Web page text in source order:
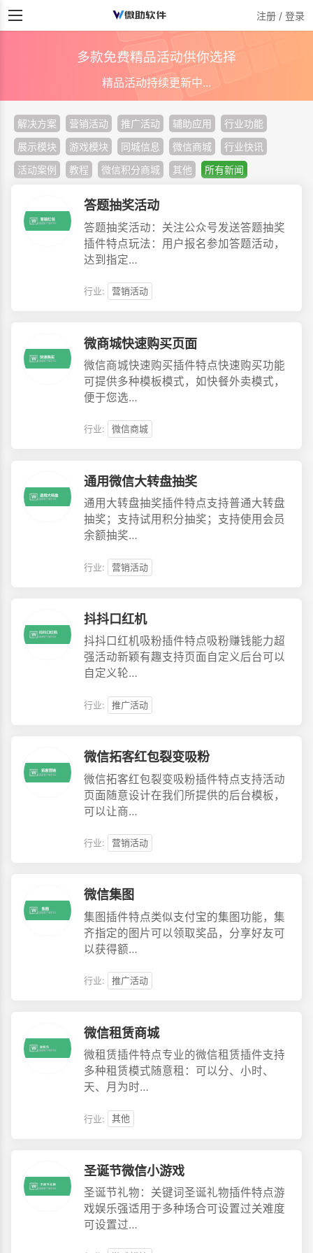
注册 / 登录
多款免费精品活动供你选择
精品活动持续更新中...
解决方案 营销活动 推广活动 辅助应用
行业功能
展示模块
游戏模块 同城信息 微信商城
行业快讯
活动案例
教程 微信积分商城 其他 所有新闻
答题抽奖活动
答题抽奖活动：关注公众号发送答题抽奖
插件特点玩法：用户报名参加答题活动，
达到指定…
行业: 营销活动
微商城快速购买页面
微信商城快速购买插件特点快速购买功能
可提供多种模板模式，如快餐外卖模式，
便于您选…
行业: 微信商城
通用微信大转盘抽奖
通用大转盘抽奖插件特点支持普通大转盘
抽奖；支持试用积分抽奖；支持使用会员
余额抽奖…
行业: 营销活动
抖抖口红机
抖抖口红机吸粉插件特点吸粉赚钱能力超
强活动新颖有趣支持页面自定义后台可以
自定义轮…
行业: 推广活动
微信拓客红包裂变吸粉
微信拓客红包裂变吸粉插件特点支持活动
页面随意设计在我们所提供的后台模板，
可以让商…
行业: 营销活动
微信集图
集图插件特点类似支付宝的集图功能，集
齐指定的图片可以领取奖品，分享好友可
以获得额…
行业: 推广活动
微信租赁商城
微租赁插件特点专业的微信租赁插件支持
多种租赁模式随意租：可以分、小时、
天、月为时…
行业: 其他
圣诞节微信小游戏
圣诞节礼物：关键词圣诞礼物插件特点游
戏娱乐强适用于多种场合可设置过关难度
可设置过…